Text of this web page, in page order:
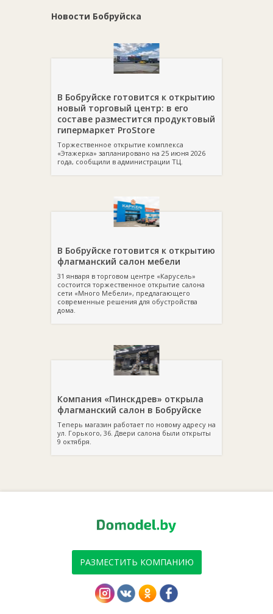
Новости Бобруйска
В Бобруйске готовится к открытию
новый торговый центр: в его
составе разместится продуктовый
гипермаркет ProStore
Торжественное открытие комплекса
«Этажерка» запланировано на 25 июня 2026
года, сообщили в администрации ТЦ.
В Бобруйске готовится к открытию
флагманский салон мебели
31 января в торговом центре «Карусель»
состоится торжественное открытие салона
сети «Много Мебели», предлагающего
современные решения для обустройства
дома.
Компания «Пинскдрев» открыла
флагманский салон в Бобруйске
Теперь магазин работает по новому адресу на
ул. Горького, 36. Двери салона были открыты
9 октября.
РАЗМЕСТИТЬ КОМПАНИЮ